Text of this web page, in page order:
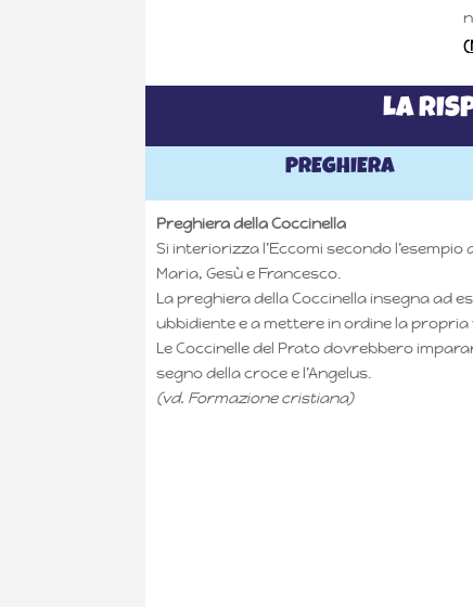
(
LA
PREGHIERA
Preghiera della Coccinella
Si interiorizza l’Eccomi secondo l’esempio
Maria, Gesù e Francesco.
La preghiera della Coccinella insegna ad
ubbidiente e a mettere in ordine la propria
Le Coccinelle del Prato dovrebbero
segno della croce e l’Angelus.
(vd. Formazione cristiana)